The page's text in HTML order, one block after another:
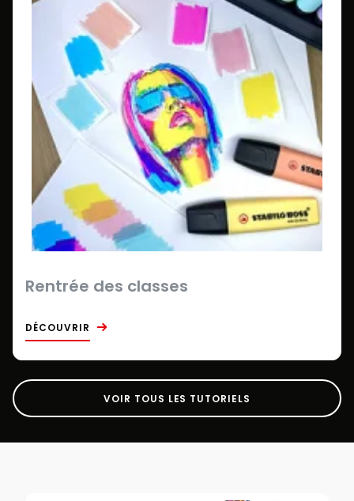
Rentrée des classes
DÉCOUVRIR
VOIR TOUS LES TUTORIELS